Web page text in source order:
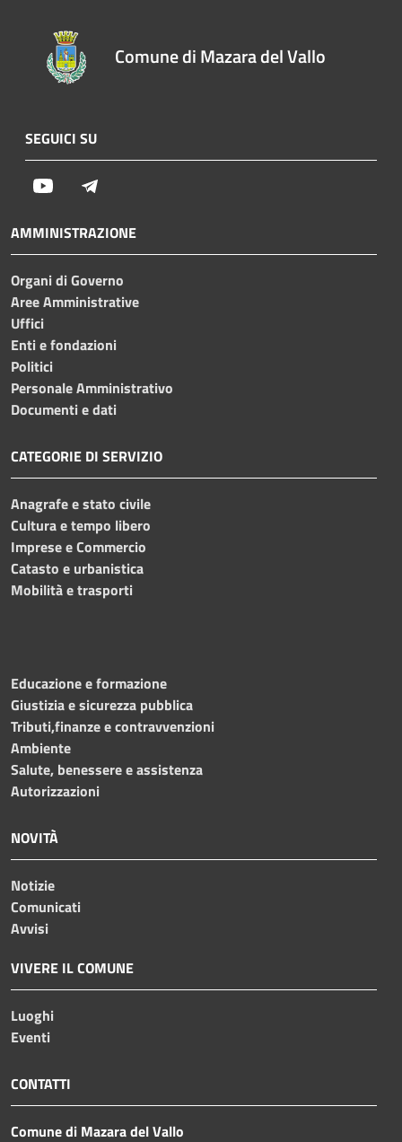
Comune di Mazara del Vallo
SEGUICI SU
Youtube
AMMINISTRAZIONE
Organi di Governo
Aree Amministrative
Uffici
Enti e fondazioni
Politici
Personale Amministrativo
Documenti e dati
CATEGORIE DI SERVIZIO
Anagrafe e stato civile
Cultura e tempo libero
Imprese e Commercio
Catasto e urbanistica
Mobilità e trasporti
Educazione e formazione
Giustizia e sicurezza pubblica
Tributi,finanze e contravvenzioni
Ambiente
Salute, benessere e assistenza
Autorizzazioni
NOVITÀ
Notizie
Comunicati
Avvisi
VIVERE IL COMUNE
Luoghi
Eventi
CONTATTI
Comune di Mazara del Vallo